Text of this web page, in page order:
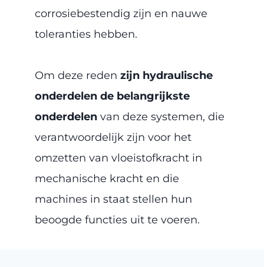
corrosiebestendig zijn en nauwe
toleranties hebben.
Om deze redenzijn hydraulische
onderdelen de belangrijkste
onderdelen van deze systemen, die
verantwoordelijk zijn voor het
omzetten van vloeistofkracht in
mechanische kracht en die
machines in staat stellen hun
beoogde functies uit te voeren.